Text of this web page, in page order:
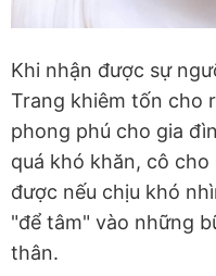
Khi nhận được sự
Trang khiêm tốn cho
phong phú cho gia
quá khó khăn, cô
được nếu chịu khó
"để tâm" vào những
thân.